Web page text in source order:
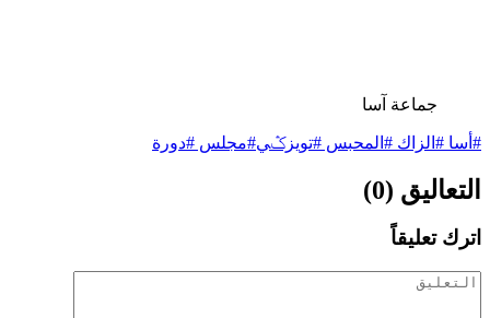
جماعة آسا
#أسا #الزاك #المحبس #تويزݣي#مجلس #دورة
التعاليق (0)
اترك تعليقاً